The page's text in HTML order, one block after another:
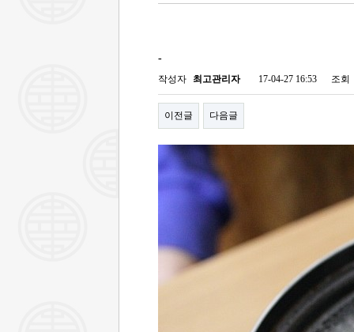
-
작성자 최고관리자 17-04-27 16:53 조회
이전글 다음글